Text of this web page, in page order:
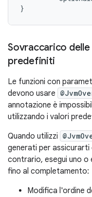
}
Sovraccarico
predefiniti
Le funzioni con
devono usare
annotazione è
utilizzando i valori
Quando utilizzi
generati per assicurarti
contrario, esegui uno
fino al completamento:
Modifica l'ordine